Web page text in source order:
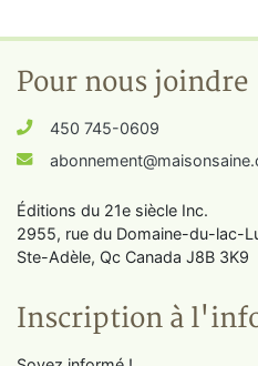
Pour nous joindre
450 745-0609
Éditions du 21e siècle Inc.
2955, rue du Domaine-du-lac-
Ste-Adèle, Qc Canada J8B 3K9
Inscription à